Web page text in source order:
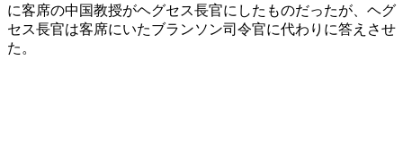
に客席の中国教授がヘグセス長官にしたものだったが、ヘグ
セス長官は客席にいたブランソン司令官に代わりに答えさせ
た。